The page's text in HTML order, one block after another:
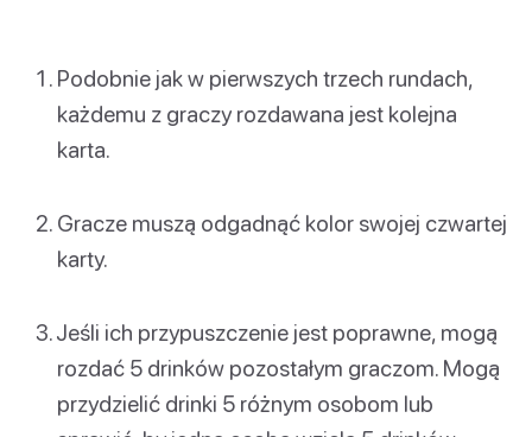
Podobnie jak w pierwszych trzech rundach,
każdemu z graczy rozdawana jest kolejna
karta.
Gracze muszą odgadnąć kolor swojej czwartej
karty.
Jeśli ich przypuszczenie jest poprawne, mogą
rozdać 5 drinków pozostałym graczom. Mogą
przydzielić drinki 5 różnym osobom lub